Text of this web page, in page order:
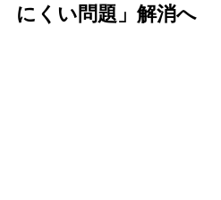
にくい問題」解消へ